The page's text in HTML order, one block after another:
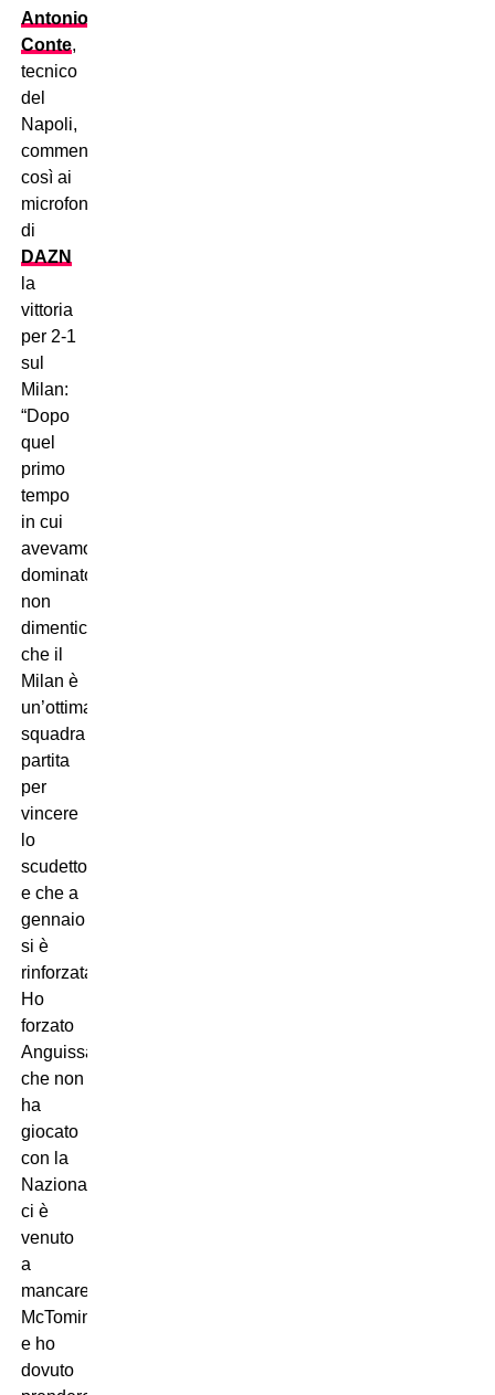
Antonio
Conte,
tecnico
del
Napoli,
commenta
così ai
microfoni
di
DAZN
la
vittoria
per 2-1
sul
Milan:
“Dopo
quel
primo
tempo
in cui
avevamo
dominato,
non
dimentichiamo
che il
Milan è
un’ottima
squadra
partita
per
vincere
lo
scudetto
e che a
gennaio
si è
rinforzata.
Ho
forzato
Anguissa,
che non
ha
giocato
con la
Nazionale,
ci è
venuto
a
mancare
McTominay
e ho
dovuto